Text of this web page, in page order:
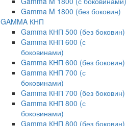
Gamma M 1800 (без боковин)
GAMMA КНП
Gamma КНП 500 (без боковин)
Gamma КНП 600 (с
боковинами)
Gamma КНП 600 (без боковин)
Gamma КНП 700 (с
боковинами)
Gamma КНП 700 (без боковин)
Gamma КНП 800 (с
боковинами)
Gamma КНП 800 (без боковин)